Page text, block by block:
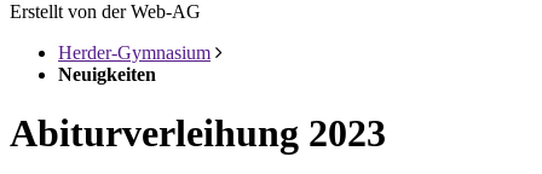
Erstellt von der Web-AG
Herder-Gymnasium
Neuigkeiten
Abiturverleihung 2023